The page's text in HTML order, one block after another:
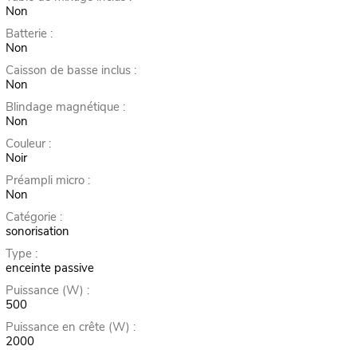
Non
Batterie :
Non
Caisson de basse inclus :
Non
Blindage magnétique :
Non
Couleur :
Noir
Préampli micro :
Non
Catégorie :
sonorisation
Type :
enceinte passive
Puissance (W) :
500
Puissance en crête (W) :
2000